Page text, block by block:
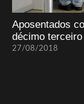
Aposentados
décimo terceiro
27/08/2018